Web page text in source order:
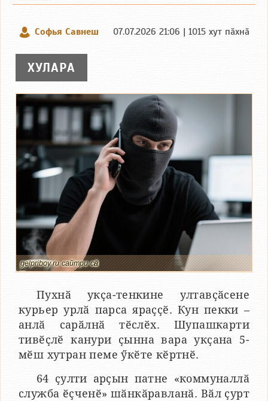
Софья Савнеш 07.07.2026 21:06 | 1015 хут пӑхнӑ
ХУЛАРА
gelpriboy.ru сайтри сӑн
Пухнӑ укҫа-тенкине ултавҫӑсене
курьер урлӑ парса яраҫҫӗ. Кун пекки –
анлӑ сарӑлнӑ тӗслӗх. Шупашкарти
тивӗҫлӗ канури ҫынна вара укҫана 5-
мӗш хутран пеме ӳкӗте кӗртнӗ.
64 ҫулти арҫын патне «коммуналлӑ
служба ӗҫченӗ» шӑнкӑравланӑ. Вӑл ҫурт